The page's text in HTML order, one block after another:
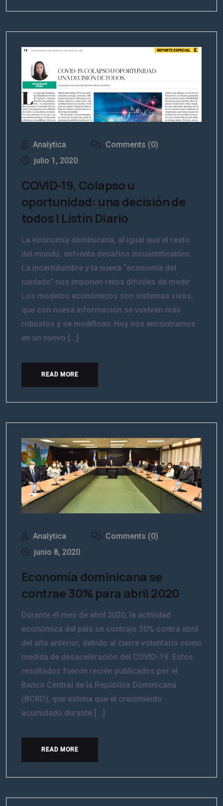
Analytica
Comments (0)
julio 1, 2020
COVID-19, Colapso u
oportunidad: una decisión de
todos | Listín Diario
La economía dominicana, al igual que el resto
del mundo, enfrenta desafíos incuantificables.
La incertidumbre y la nueva “economía del
cuidado” nos imponen retos difíciles de medir.
Los modelos económicos son sistemas vivos,
que con nueva información se vuelven más
robustos y se modifican. Hoy nos encontramos
en un nuevo [...]
READ MORE
Analytica
Comments (0)
junio 8, 2020
Economía dominicana se
contrae 30% para abril 2020
Durante el mes de abril 2020, la actividad
económica del país se contrajo 30% contra abril
del año anterior, debido al cierre voluntario como
medida de desaceleración del COVID-19. Estos
resultados fueron recién publicados por el
Banco Central de la República Dominicana
(BCRD), que estima que el crecimiento
acumulado durante [...]
READ MORE